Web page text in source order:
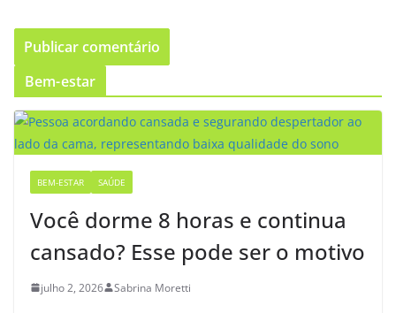
Bem-estar
BEM-ESTAR SAÚDE
Você dorme 8 horas e continua
cansado? Esse pode ser o motivo
julho 2, 2026 Sabrina Moretti